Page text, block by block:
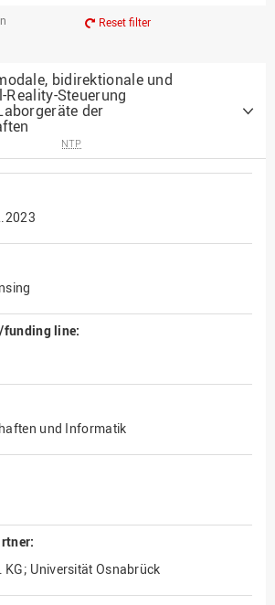
Reset filter
bidirektionale und
Steuerung
der
NTP
line:
und Informatik
KG; Universität Osnabrück